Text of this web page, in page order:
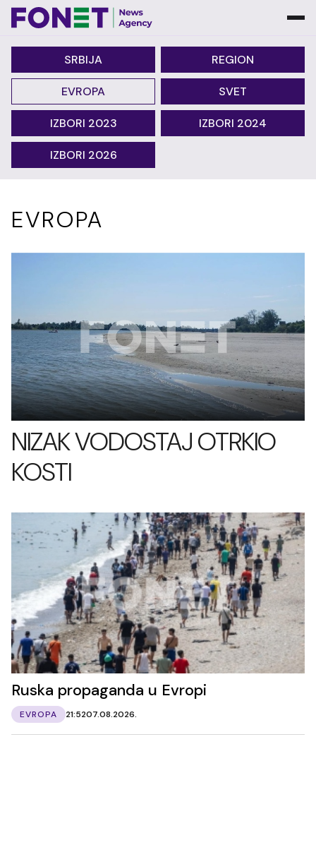
SRBIJA REGION
EVROPA SVET
IZBORI 2023 IZBORI 2024
IZBORI 2026
EVROPA
NIZAK VODOSTAJ OTRKIO
KOSTI
Ruska propaganda u Evropi
EVROPA 21:5207.08.2026.